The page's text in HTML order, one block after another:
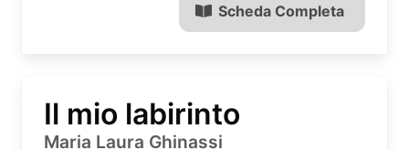
Scheda Completa
Il mio labirinto
Maria Laura Ghinassi